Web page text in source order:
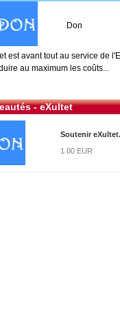
Don
est avant tout au service de
au maximum les coûts...
- eXultet
Soutenir
1.00 EUR